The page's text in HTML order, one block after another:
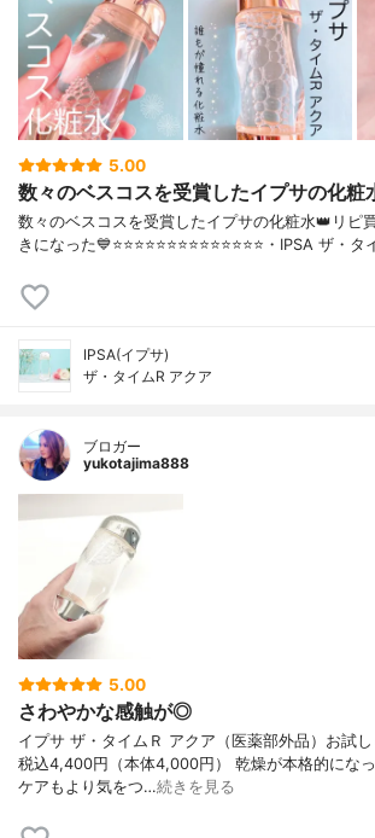
5.00
数々のベスコスを受賞したイプサの化粧
数々のベスコスを受賞したイプサの化粧水👑リピ
きになった💙⭐️⭐️⭐️⭐️⭐️⭐️⭐️⭐️⭐️⭐️⭐️⭐️⭐️⭐️・IPSA ザ・
IPSA(イプサ)
ザ・タイムR アクア
ブロガー
yukotajima888
5.00
さわやかな感触が◎
イプサ ザ・タイムＲ アクア（医薬部外品）お試
税込4,400円（本体4,000円） 乾燥が本格的にな
ケアもより気をつ…続きを見る